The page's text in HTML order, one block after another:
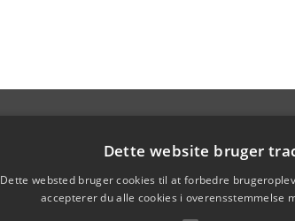
Dette website bruger
Dette websted bruger cookies til at forbedre
accepterer du alle cookies i overensstemmelse